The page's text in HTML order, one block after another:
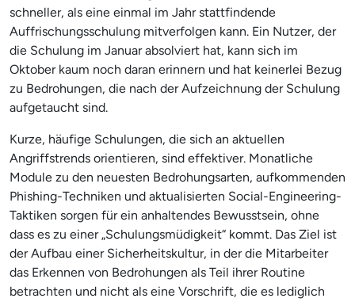
schneller, als eine einmal im Jahr stattfindende
Auffrischungsschulung mitverfolgen kann. Ein Nutzer, der
die Schulung im Januar absolviert hat, kann sich im
Oktober kaum noch daran erinnern und hat keinerlei Bezug
zu Bedrohungen, die nach der Aufzeichnung der Schulung
aufgetaucht sind.
Kurze, häufige Schulungen, die sich an aktuellen
Angriffstrends orientieren, sind effektiver. Monatliche
Module zu den neuesten Bedrohungsarten, aufkommenden
Phishing-Techniken und aktualisierten Social-Engineering-
Taktiken sorgen für ein anhaltendes Bewusstsein, ohne
dass es zu einer „Schulungsmüdigkeit“ kommt. Das Ziel ist
der Aufbau einer Sicherheitskultur, in der die Mitarbeiter
das Erkennen von Bedrohungen als Teil ihrer Routine
betrachten und nicht als eine Vorschrift, die es lediglich